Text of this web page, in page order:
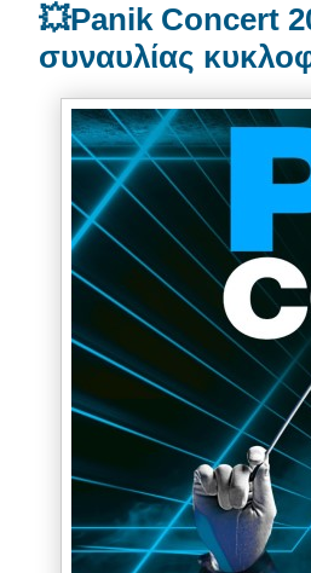
💥Panik Concert
συναυλίας